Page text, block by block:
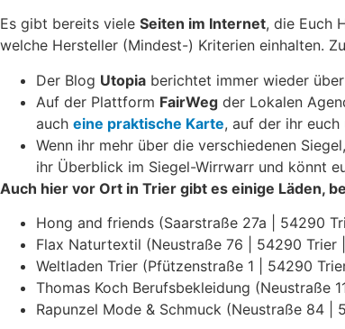
Es gibt bereits viele Seiten im Internet, die Euch
welche Hersteller (Mindest-) Kriterien einhalten.
Der Blog Utopia berichtet immer wieder
Auf der Plattform FairWeg der Lokalen
auch eine praktische Karte, auf der ihr euch
Wenn ihr mehr über die verschiedenen
ihr Überblick im Siegel-Wirrwarr und könnt
Auch hier vor Ort in Trier gibt es einige Läden,
Hong and friends (Saarstraße 27a | 54290
Flax Naturtextil (Neustraße 76 | 54290 Trier |
Weltladen Trier (Pfützenstraße 1 | 54290
Thomas Koch Berufsbekleidung (Neustraße
Rapunzel Mode & Schmuck (Neustraße 84 |